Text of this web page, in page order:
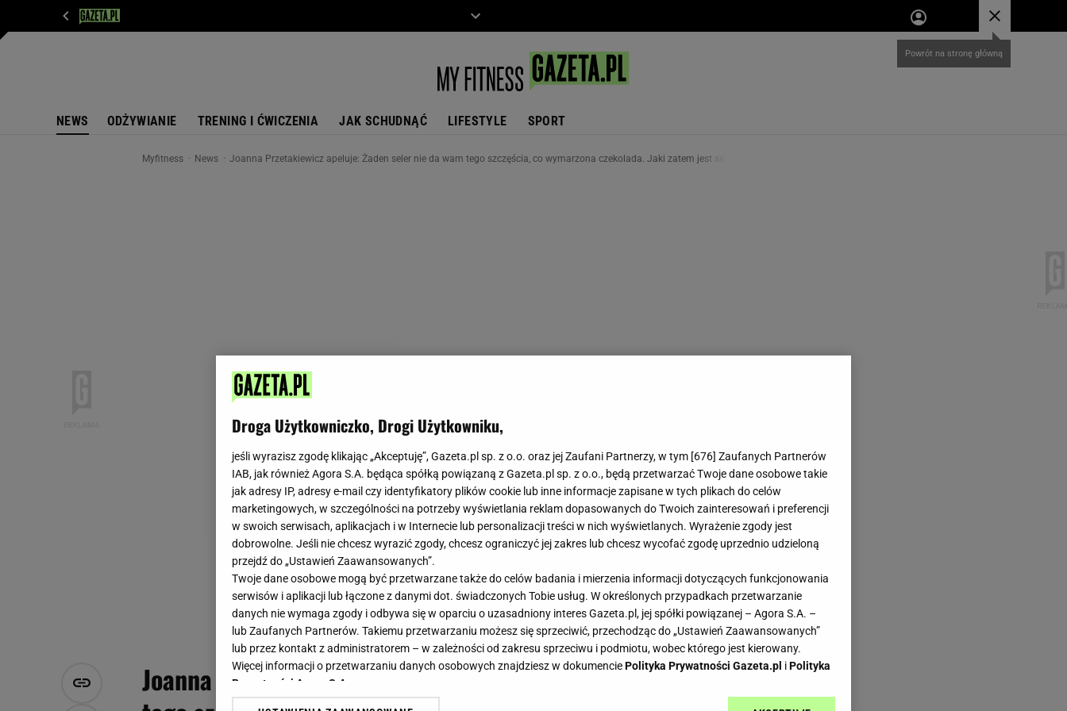
NEWS ODŻYWIANIE TRENING I ĆWICZENIA JAK SCHUDNĄĆ LIFESTYLE SPORT
Myfitness News Joanna Przetakiewicz apeluje: Żaden seler nie da wam tego szczęścia, co wymarzona czekolada. Jaki zatem jest sekret jej figury?
Joanna Przetakiewicz apeluje: Żaden seler nie da wam
Droga Użytkowniczko, Drogi Użytkowniku,
jeśli wyrazisz zgodę klikając „Akceptuję”, Gazeta.pl sp. z o.o. oraz jej Zaufani Partnerzy, w tym [676] Zaufanych Partnerów
IAB, jak również Agora S.A. będąca spółką powiązaną z Gazeta.pl sp. z o.o., będą przetwarzać Twoje dane osobowe takie
jak adresy IP, adresy e-mail czy identyfikatory plików cookie lub inne informacje zapisane w tych plikach do celów
marketingowych, w szczególności na potrzeby wyświetlania reklam dopasowanych do Twoich zainteresowań i preferencji
w swoich serwisach, aplikacjach i w Internecie lub personalizacji treści w nich wyświetlanych. Wyrażenie zgody jest
dobrowolne. Jeśli nie chcesz wyrazić zgody, chcesz ograniczyć jej zakres lub chcesz wycofać zgodę uprzednio udzieloną
przejdź do „Ustawień Zaawansowanych”.
Twoje dane osobowe mogą być przetwarzane także do celów badania i mierzenia informacji dotyczących funkcjonowania
serwisów i aplikacji lub łączone z danymi dot. świadczonych Tobie usług. W określonych przypadkach przetwarzanie
danych nie wymaga zgody i odbywa się w oparciu o uzasadniony interes Gazeta.pl, jej spółki powiązanej – Agora S.A. –
lub Zaufanych Partnerów. Takiemu przetwarzaniu możesz się sprzeciwić, przechodząc do „Ustawień Zaawansowanych”
lub przez kontakt z administratorem – w zależności od zakresu sprzeciwu i podmiotu, wobec którego jest kierowany.
Więcej informacji o przetwarzaniu danych osobowych znajdziesz w dokumenciePolityka Prywatności Gazeta.pl iPolityka
Prywatności Agora S.A.